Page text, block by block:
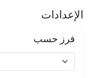
الإعدادات
فرز حسب